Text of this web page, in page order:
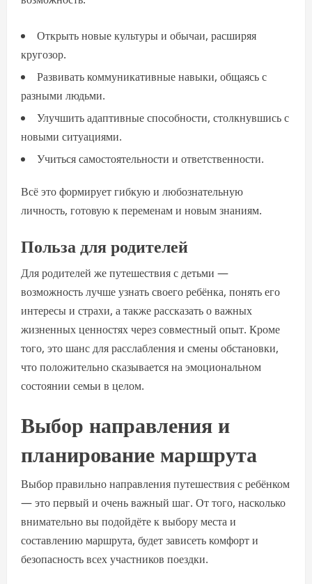
Открыть новые культуры и обычаи, расширяя
кругозор.
Развивать коммуникативные навыки, общаясь с
разными людьми.
Улучшить адаптивные способности, столкнувшись с
новыми ситуациями.
Учиться самостоятельности и ответственности.
Всё это формирует гибкую и любознательную
личность, готовую к переменам и новым знаниям.
Польза для родителей
Для родителей же путешествия с детьми —
возможность лучше узнать своего ребёнка, понять его
интересы и страхи, а также рассказать о важных
жизненных ценностях через совместный опыт. Кроме
того, это шанс для расслабления и смены обстановки,
что положительно сказывается на эмоциональном
состоянии семьи в целом.
Выбор направления и
планирование маршрута
Выбор правильно направления путешествия с ребёнком
— это первый и очень важный шаг. От того, насколько
внимательно вы подойдёте к выбору места и
составлению маршрута, будет зависеть комфорт и
безопасность всех участников поездки.